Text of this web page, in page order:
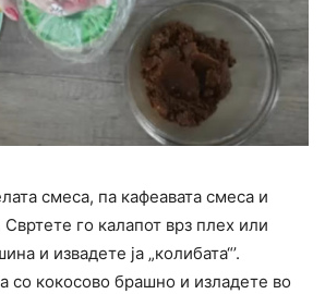
смеса, па кафеавата смеса и
го калапот врз плех или
и извадете ја „колибата“’.
со кокосово брашно и изладете во